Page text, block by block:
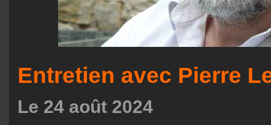
Entretien avec Pierre
Le 24 août 2024